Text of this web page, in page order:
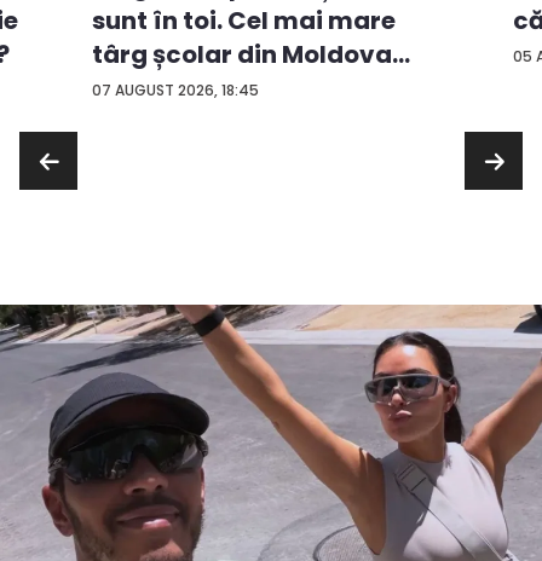
07 AUGUST 2026, 18:45
sunt în toi. Cel mai mare
târg școlar din Moldova
con...
05